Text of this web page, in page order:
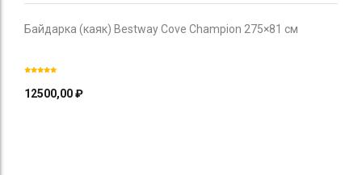
Байдарка (каяк) Bestway Cove Champion 275×81 см
12500,00₽